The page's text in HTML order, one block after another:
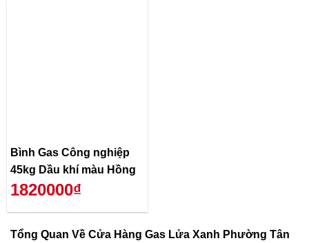
Bình Gas Công nghiệp
45kg Dầu khí màu Hồng
1820000₫
Tổng Quan Về Cửa Hàng Gas Lửa Xanh Phường Tân